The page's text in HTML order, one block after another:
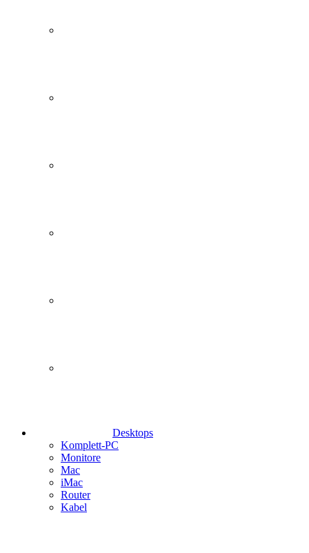
Desktops
Komplett-PC
Monitore
Mac
iMac
Router
Kabel